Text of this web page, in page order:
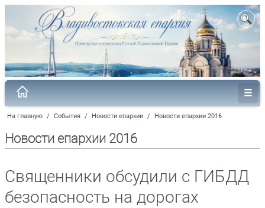
На главную / События / Новости епархии / Новости епархии 2016
Новости епархии 2016
Священники обсудили с ГИБДД
безопасность на дорогах